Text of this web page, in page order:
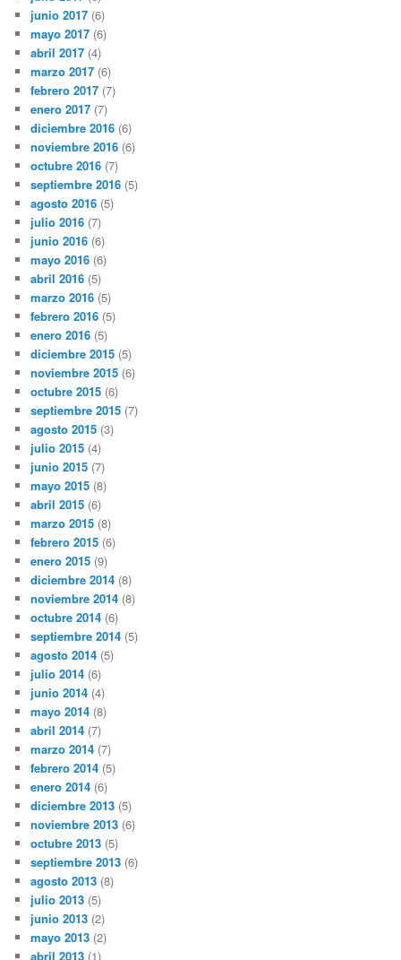
junio 2017 (6)
mayo 2017 (6)
abril 2017 (4)
marzo 2017 (6)
febrero 2017 (7)
enero 2017 (7)
diciembre 2016 (6)
noviembre 2016 (6)
octubre 2016 (7)
septiembre 2016 (5)
agosto 2016 (5)
julio 2016 (7)
junio 2016 (6)
mayo 2016 (6)
abril 2016 (5)
marzo 2016 (5)
febrero 2016 (5)
enero 2016 (5)
diciembre 2015 (5)
noviembre 2015 (6)
octubre 2015 (6)
septiembre 2015 (7)
agosto 2015 (3)
julio 2015 (4)
junio 2015 (7)
mayo 2015 (8)
abril 2015 (6)
marzo 2015 (8)
febrero 2015 (6)
enero 2015 (9)
diciembre 2014 (8)
noviembre 2014 (8)
octubre 2014 (6)
septiembre 2014 (5)
agosto 2014 (5)
julio 2014 (6)
junio 2014 (4)
mayo 2014 (8)
abril 2014 (7)
marzo 2014 (7)
febrero 2014 (5)
enero 2014 (6)
diciembre 2013 (5)
noviembre 2013 (6)
octubre 2013 (5)
septiembre 2013 (6)
agosto 2013 (8)
julio 2013 (5)
junio 2013 (2)
mayo 2013 (2)
abril 2013 (1)